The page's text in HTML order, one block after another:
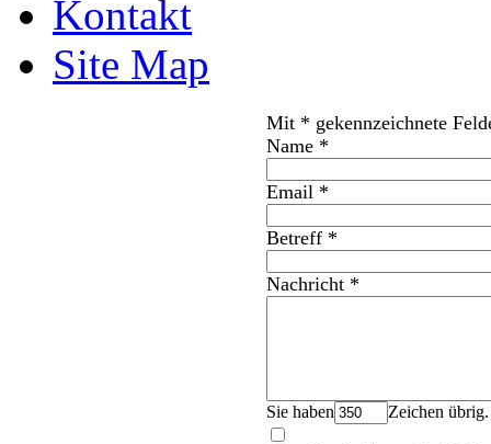
Kontakt
Site Map
Mit * gekennzeichnete
Name *
Email *
Betreff *
Nachricht *
Sie haben Zeichen übrig.